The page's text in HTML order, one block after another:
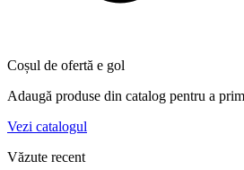
Coșul de ofertă e gol
Adaugă produse din catalog pentru a
Vezi catalogul
Văzute recent